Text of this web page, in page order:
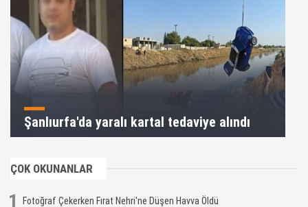
Şanlıurfa'da yaralı kartal tedaviye alındı
ÇOK OKUNANLAR
1 Fotoğraf Çekerken Fırat Nehri'ne Düşen Havva Öldü